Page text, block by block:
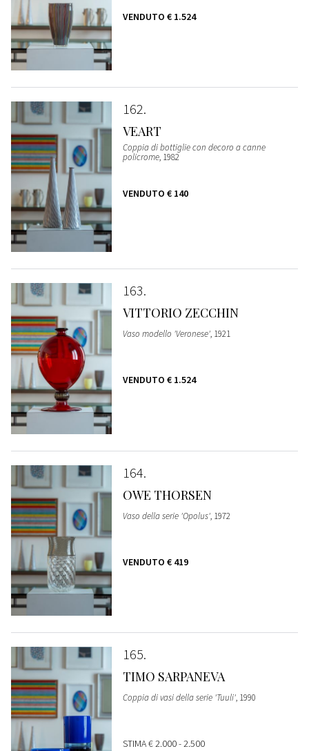
VENDUTO € 1.524
162
VEART
Coppia di bottiglie con decoro a canne
policrome, 1982
VENDUTO € 140
163
VITTORIO ZECCHIN
Vaso modello 'Veronese', 1921
VENDUTO € 1.524
164
OWE THORSEN
Vaso della serie 'Opolus', 1972
VENDUTO € 419
165
TIMO SARPANEVA
Coppia di vasi della serie 'Tuuli', 1990
STIMA€ 2.000 - 2.500